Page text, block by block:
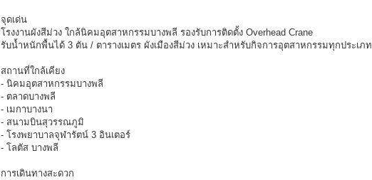
จุดเด่น
โรงงานผังสีม่วง ใกล้นิคมอุตสาหกรรมบางพลี รองรับการติดตั้ง Overhead Crane
รับน้ำหนักพื้นได้ 3 ตัน / ตารางเมตร ผังเมืองสีม่วง เหมาะสำหรับกิจการอุตสาหกรรมทุกประเภท
สถานที่ใกล้เคียง
- นิคมอุตสาหกรรมบางพลี
- ตลาดบางพลี
- เมกาบางนา
- สนามบินสุวรรณภูมิ
- โรงพยาบาลจุฬารัตน์ 3 อินเตอร์
- โลตัส บางพลี
การเดินทางสะดวก